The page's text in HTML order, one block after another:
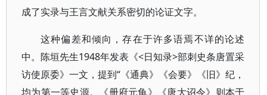
成了实录与王言文献关系密切的论证文字。
这种偏差和倾向，存在于许多语焉不详的论述
中。陈垣先生1948年发表《<日知录>部刺史条唐置采
访使原委》一文，提到“《通典》《会要》《旧》纪，
均为第一等史源。《册府元龟》《唐大诏令》则本于